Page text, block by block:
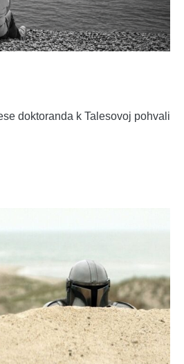
doktoranda k Talesovoj pohvali